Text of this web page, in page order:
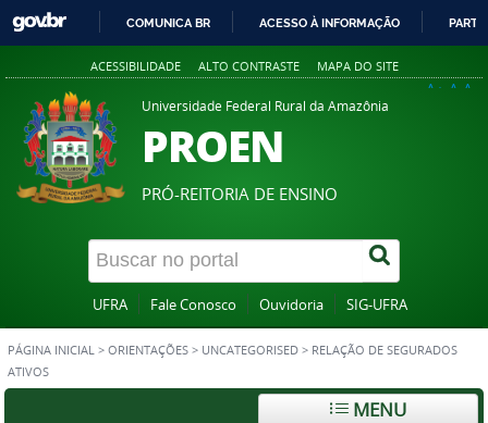
PARA
O
CONTEÚDO
COMUNICA BR ACESSO À INFORMAÇÃO
ACESSIBILIDADE ALTO CONTRASTE MAPA DO SITE
A+ A A-
Universidade Federal Rural da Amazônia
PROEN
PRÓ-REITORIA DE ENSINO
UFRA Fale Conosco Ouvidoria SIG-UFRA
PÁGINA INICIAL > ORIENTAÇÕES > UNCATEGORISED > RELAÇÃO DE SEGURADOS
ATIVOS
MENU